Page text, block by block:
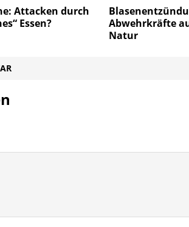
Attacken durch
Essen?
Abwehrkräfte
Natur